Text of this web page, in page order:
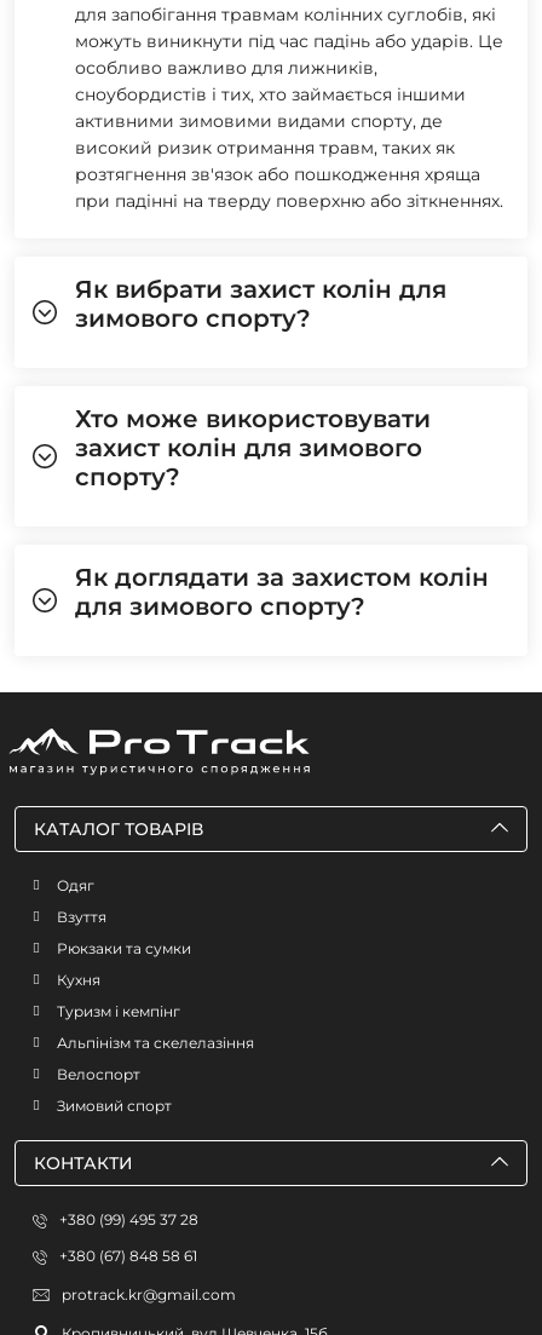
для запобігання травмам колінних суглобів, які
можуть виникнути під час падінь або ударів. Це
особливо важливо для лижників,
сноубордистів і тих, хто займається іншими
активними зимовими видами спорту, де
високий ризик отримання травм, таких як
розтягнення зв'язок або пошкодження хряща
при падінні на тверду поверхню або зіткненнях.
Як вибрати захист колін для
зимового спорту?
Хто може використовувати
захист колін для зимового
спорту?
Як доглядати за захистом колін
для зимового спорту?
КАТАЛОГ ТОВАРІВ
Одяг
Взуття
Рюкзаки та сумки
Кухня
Туризм і кемпінг
Альпінізм та скелелазіння
Велоспорт
Зимовий спорт
КОНТАКТИ
+380 (99) 495 37 28
+380 (67) 848 58 61
protrack.kr@gmail.com